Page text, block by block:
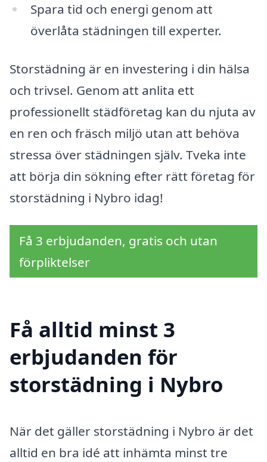
Spara tid och energi genom att
överlåta städningen till experter.
Storstädning är en investering i din hälsa
och trivsel. Genom att anlita ett
professionellt städföretag kan du njuta av
en ren och fräsch miljö utan att behöva
stressa över städningen själv. Tveka inte
att börja din sökning efter rätt företag för
storstädning i Nybro idag!
Få 3 erbjudanden, gratis och utan
förpliktelser
Få alltid minst 3
erbjudanden för
storstädning i Nybro
När det gäller storstädning i Nybro är det
alltid en bra idé att inhämta minst tre